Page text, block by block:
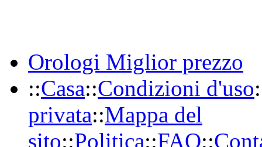
Orologi Miglior prezzo
::Casa::Condizioni d'uso
privata::Mappa del
sito::Politica::FAQ::